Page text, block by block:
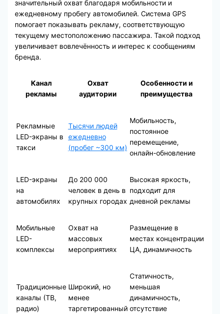
значительный охват благодаря мобильности и
ежедневному пробегу автомобилей. Система GPS
помогает показывать рекламу, соответствующую
текущему местоположению пассажира. Такой подход
увеличивает вовлечённость и интерес к сообщениям
бренда.
Канал
рекламы
Охват
аудитории
Особенности и
преимущества
Рекламные
LED-экраны в
такси
Тысячи людей
ежедневно
(пробег ~300 км)
Мобильность,
постоянное
перемещение,
онлайн-обновление
LED-экраны
на
автомобилях
До 200 000
человек в день в
крупных городах
Высокая яркость,
подходит для
дневной рекламы
Мобильные
LED-
комплексы
Охват на
массовых
мероприятиях
Размещение в
местах концентрации
ЦА, динамичность
Традиционные
каналы (ТВ,
радио)
Широкий, но
менее
таргетированный
Статичность,
меньшая
динамичность,
отсутствие